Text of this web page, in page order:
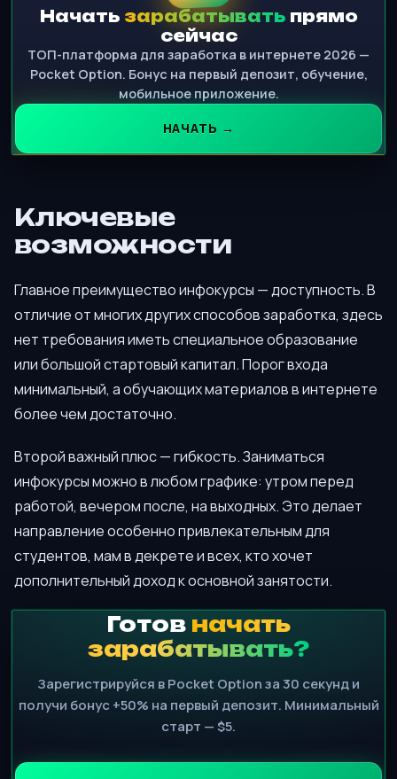
Начать зарабатывать прямо
сейчас
ТОП-платформа для заработка в интернете 2026 —
Pocket Option. Бонус на первый депозит, обучение,
мобильное приложение.
НАЧАТЬ →
Ключевые
возможности
Главное преимущество инфокурсы — доступность. В
отличие от многих других способов заработка, здесь
нет требования иметь специальное образование
или большой стартовый капитал. Порог входа
минимальный, а обучающих материалов в интернете
более чем достаточно.
Второй важный плюс — гибкость. Заниматься
инфокурсы можно в любом графике: утром перед
работой, вечером после, на выходных. Это делает
направление особенно привлекательным для
студентов, мам в декрете и всех, кто хочет
дополнительный доход к основной занятости.
Готов начать
зарабатывать?
Зарегистрируйся в Pocket Option за 30 секунд и
получи бонус +50% на первый депозит. Минимальный
старт — $5.